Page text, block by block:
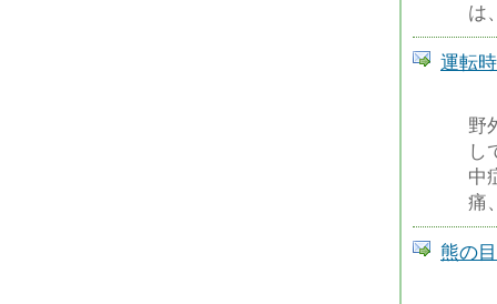
は
運転
野
し
中
痛
熊の